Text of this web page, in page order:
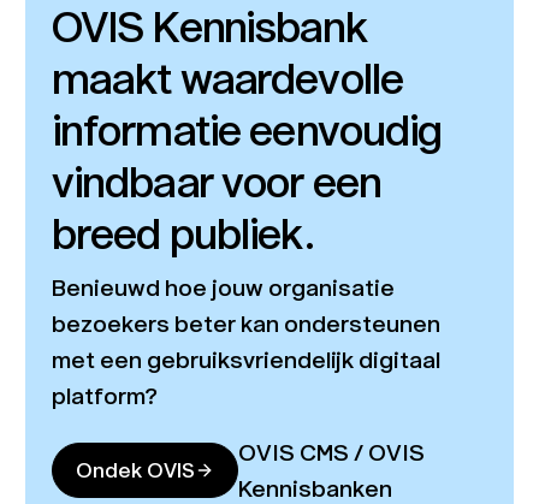
OVIS Kennisbank
maakt waardevolle
informatie eenvoudig
vindbaar voor een
breed publiek.
Benieuwd hoe jouw organisatie
bezoekers beter kan ondersteunen
met een gebruiksvriendelijk digitaal
platform?
Ondek OVIS
OVIS CMS / OVIS
Kennisbanken